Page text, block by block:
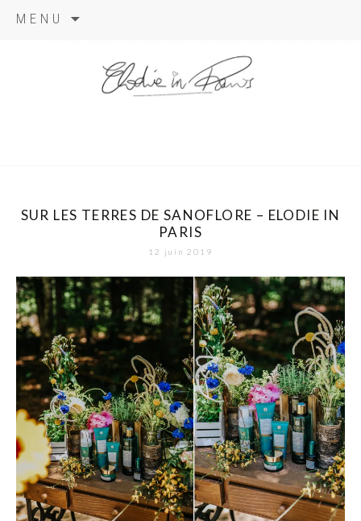
MENU
SUR LES TERRES DE SANOFLORE – ELODIE IN
PARIS
12 juin 2019